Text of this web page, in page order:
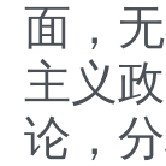
面，
主义
论，